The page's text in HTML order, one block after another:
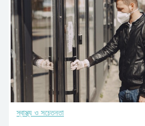
স্বাস্থ্য ও সচেতনতা